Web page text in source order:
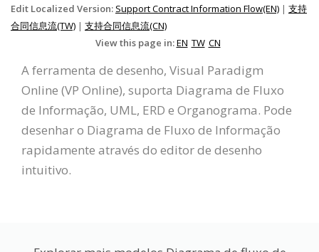
Edit Localized Version: Support Contract Information Flow(EN) | 支持
合同信息流(TW) | 支持合同信息流(CN)
View this page in:EN TW CN
A ferramenta de desenho, Visual Paradigm
Online (VP Online), suporta Diagrama de Fluxo
de Informação, UML, ERD e Organograma. Pode
desenhar o Diagrama de Fluxo de Informação
rapidamente através do editor de desenho
intuitivo.